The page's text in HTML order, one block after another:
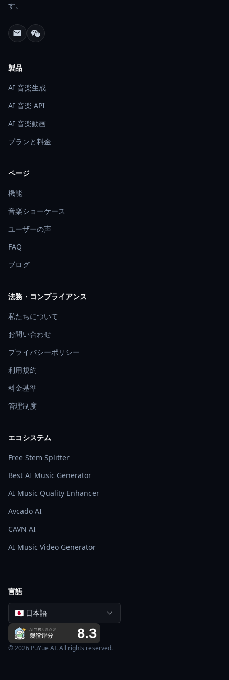
す。
製品
AI 音楽生成
AI 音楽 API
AI 音楽動画
プランと料金
ページ
機能
音楽ショーケース
ユーザーの声
FAQ
ブログ
法務・コンプライアンス
私たちについて
お問い合わせ
プライバシーポリシー
利用規約
料金基準
管理制度
エコシステム
Free Stem Splitter
Best AI Music Generator
AI Music Quality Enhancer
Avcado AI
CAVN AI
AI Music Video Generator
言語
🇯🇵 日本語
© 2026 PuYue AI. All rights reserved.